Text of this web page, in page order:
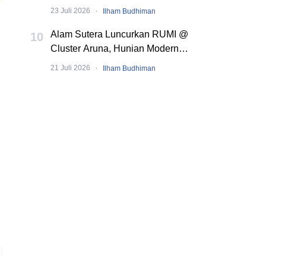
Dibuat
23 Juli 2026 · Ilham Budhiman
10
Alam Sutera Luncurkan RUMI @
Cluster Aruna, Hunian Modern
Tropical 2 Lantai di Downtown Alam
21 Juli 2026 · Ilham Budhiman